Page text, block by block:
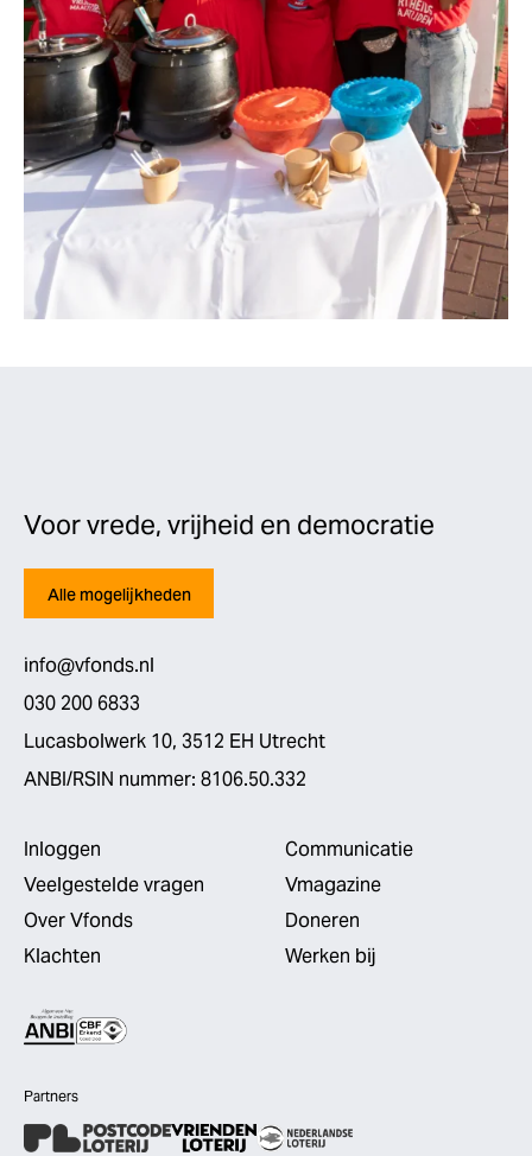
Voor vrede, vrijheid en democratie
Alle mogelijkheden
info@vfonds.nl
030 200 6833
Lucasbolwerk 10, 3512 EH Utrecht
ANBI/RSIN nummer: 8106.50.332
Inloggen
Veelgestelde vragen
Over Vfonds
Klachten
Communicatie
Vmagazine
Doneren
Werken bij
Partners